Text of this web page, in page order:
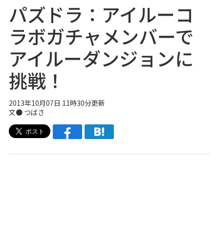
パズドラ：アイルーコ
ラボガチャメンバーで
アイルーダンジョンに
挑戦！
2013年10月07日 11時30分更新
文● つばさ